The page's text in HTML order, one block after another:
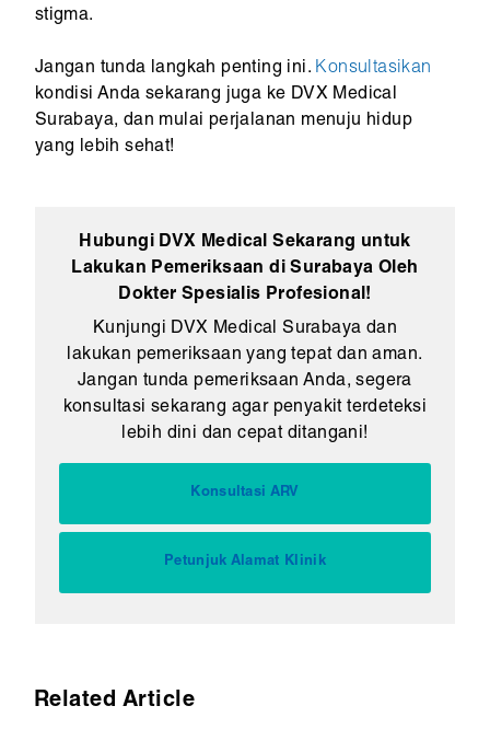
stigma.
Jangan tunda langkah penting ini. Konsultasikan
kondisi Anda sekarang juga ke DVX Medical
Surabaya, dan mulai perjalanan menuju hidup
yang lebih sehat!
Hubungi DVX Medical Sekarang untuk
Lakukan Pemeriksaan di Surabaya Oleh
Dokter Spesialis Profesional!
Kunjungi DVX Medical Surabaya dan
lakukan pemeriksaan yang tepat dan aman.
Jangan tunda pemeriksaan Anda, segera
konsultasi sekarang agar penyakit terdeteksi
lebih dini dan cepat ditangani!
Konsultasi ARV
Petunjuk Alamat Klinik
Related Article